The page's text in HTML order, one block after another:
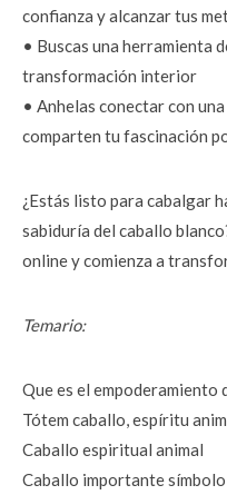
confianza y alcanzar tus
• Buscas una herramienta
transformación interior
• Anhelas conectar con
comparten tu fascinación
¿Estás listo para cabalgar
sabiduría del caballo
online y comienza a
Temario:
Que es el empoderamiento
Tótem caballo, espíritu
Caballo espiritual animal
Caballo importante